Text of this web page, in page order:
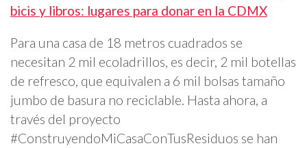
bicis y libros: lugares para donar en la CDMX
Para una casa de 18 metros cuadrados se
necesitan 2 mil ecoladrillos, es decir, 2 mil botellas
de refresco, que equivalen a 6 mil bolsas tamaño
jumbo de basura no reciclable. Hasta ahora, a
través del proyecto
#ConstruyendoMiCasaConTusResiduos se han